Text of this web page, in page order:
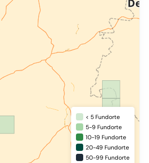
< 5 Fundorte
5-9 Fundorte
10-19 Fundorte
20-49 Fundorte
50-99 Fundorte